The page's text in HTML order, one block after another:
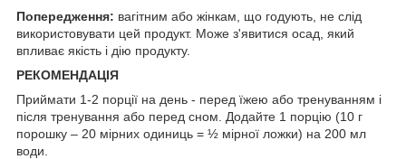
Попередження: вагітним або жінкам, що годують, не слід
використовувати цей продукт. Може з'явитися осад, який
впливає якість і дію продукту.
РЕКОМЕНДАЦІЯ
Приймати 1-2 порції на день - перед їжею або тренуванням і
після тренування або перед сном. Додайте 1 порцію (10 г
порошку – 20 мірних одиниць = ½ мірної ложки) на 200 мл
води.